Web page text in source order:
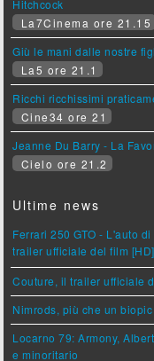
Hitchcock
La7Cinema ore 21.15
Giù le mani dalle nostre
La5 ore 21.1
Ricchi ricchissimi
Cine34 ore 21
Jeanne Du Barry - La
Cielo ore 21.2
Ultime news
Ferrari 250 GTO - L'auto
trailer ufficiale del film [HD]
Couture, il trailer ufficiale
Nimrods, più che un
Locarno 79: Armony,
e minoritario